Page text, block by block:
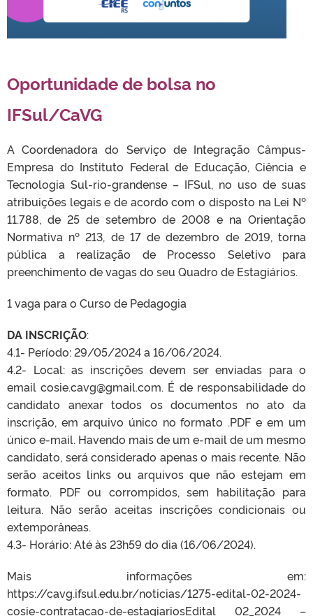
Oportunidade de bolsa no
IFSul/CaVG
A Coordenadora do Serviço de Integração Câmpus-
Empresa do Instituto Federal de Educação, Ciência e
Tecnologia Sul-rio-grandense – IFSul, no uso de suas
atribuições legais e de acordo com o disposto na Lei Nº
11.788, de 25 de setembro de 2008 e na Orientação
Normativa nº 213, de 17 de dezembro de 2019, torna
pública a realização de Processo Seletivo para
preenchimento de vagas do seu Quadro de Estagiários.
1 vaga para o Curso de Pedagogia
DA INSCRIÇÃO:
4.1- Período: 29/05/2024 a 16/06/2024.
4.2- Local: as inscrições devem ser enviadas para o
email cosie.cavg@gmail.com. É de responsabilidade do
candidato anexar todos os documentos no ato da
inscrição, em arquivo único no formato .PDF e em um
único e-mail. Havendo mais de um e-mail de um mesmo
candidato, será considerado apenas o mais recente. Não
serão aceitos links ou arquivos que não estejam em
formato. PDF ou corrompidos, sem habilitação para
leitura. Não serão aceitas inscrições condicionais ou
extemporâneas.
4.3- Horário: Até às 23h59 do dia (16/06/2024).
Mais informações em:
https://cavg.ifsul.edu.br/noticias/1275-edital-02-2024-
cosie-contratacao-de-estagiariosEdital 02_2024 –